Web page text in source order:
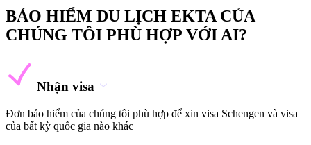
BẢO HIỂM DU LỊCH EKTA CỦA
CHÚNG TÔI PHÙ HỢP VỚI AI?
Nhận visa
Đơn bảo hiểm của chúng tôi phù hợp để xin visa Schengen và visa
của bất kỳ quốc gia nào khác